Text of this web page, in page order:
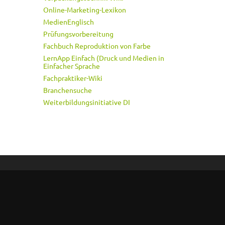
Online-Marketing-Lexikon
MedienEnglisch
Prüfungsvorbereitung
Fachbuch Reproduktion von Farbe
LernApp Einfach (Druck und Medien in
Einfacher Sprache
Fachpraktiker-Wiki
Branchensuche
Weiterbildungsinitiative DI